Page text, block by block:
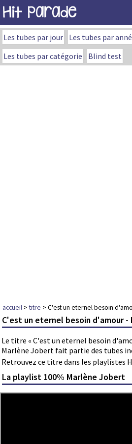
Hit Parade
Les tubes par jour Les tubes par
Les tubes par catégorie
Blind test
accueil >titre > C'est un eternel besoin
C'est un eternel besoin d'amour
Le titre « C'est un eternel besoin
Marlène Jobert fait partie des tubes
Retrouvez ce titre dans les playlistes
La playlist 100% Marlène Jobert